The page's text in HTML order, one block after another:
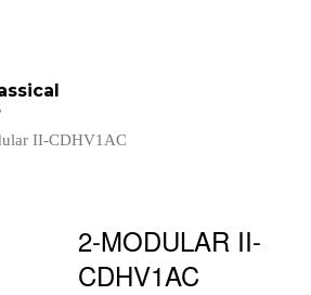
II-CDHV1AC
2-MODULAR II-
CDHV1AC